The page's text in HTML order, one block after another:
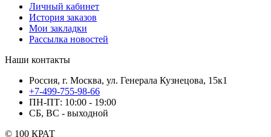
Личный кабинет
История заказов
Мои закладки
Рассылка новостей
Наши контакты
Россия, г. Москва, ул. Генерала Кузнецова, 15к1
+7-499-755-98-66
ПН-ПТ: 10:00 - 19:00
СБ, ВС - выходной
© 100 КРАТ